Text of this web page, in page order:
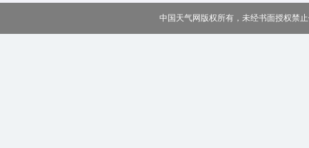
中国天气网版权所有，未经书面授权